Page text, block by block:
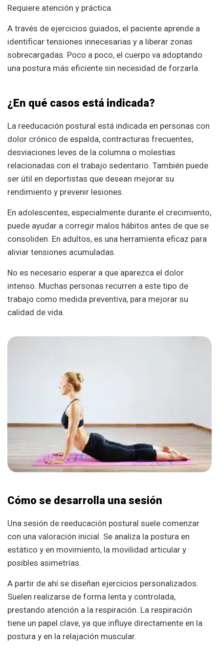
Requiere atención y práctica.
A través de ejercicios guiados, el paciente aprende a
identificar tensiones innecesarias y a liberar zonas
sobrecargadas. Poco a poco, el cuerpo va adoptando
una postura más eficiente sin necesidad de forzarla.
¿En qué casos está indicada?
La reeducación postural está indicada en personas con
dolor crónico de espalda, contracturas frecuentes,
desviaciones leves de la columna o molestias
relacionadas con el trabajo sedentario. También puede
ser útil en deportistas que desean mejorar su
rendimiento y prevenir lesiones.
En adolescentes, especialmente durante el crecimiento,
puede ayudar a corregir malos hábitos antes de que se
consoliden. En adultos, es una herramienta eficaz para
aliviar tensiones acumuladas.
No es necesario esperar a que aparezca el dolor
intenso. Muchas personas recurren a este tipo de
trabajo como medida preventiva, para mejorar su
calidad de vida.
Cómo se desarrolla una sesión
Una sesión de reeducación postural suele comenzar
con una valoración inicial. Se analiza la postura en
estático y en movimiento, la movilidad articular y
posibles asimetrías.
A partir de ahí se diseñan ejercicios personalizados.
Suelen realizarse de forma lenta y controlada,
prestando atención a la respiración. La respiración
tiene un papel clave, ya que influye directamente en la
postura y en la relajación muscular.